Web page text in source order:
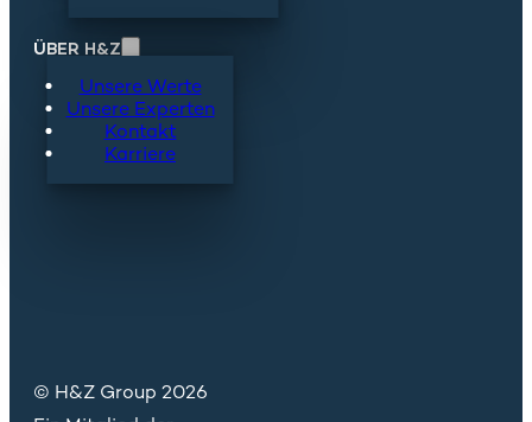
ÜBER H&Z
Unsere Werte
Unsere Experten
Kontakt
Karriere
© H&Z Group 2026